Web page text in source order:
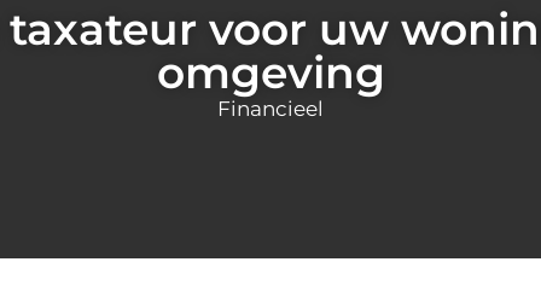
taxateur voor uw
omgeving
Financieel